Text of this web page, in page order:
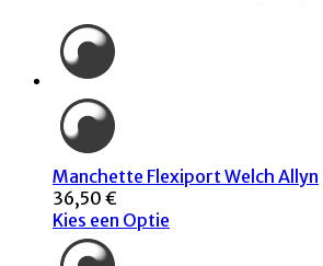
Manchette Flexiport Welch Allyn
36,50 €
Kies een Optie